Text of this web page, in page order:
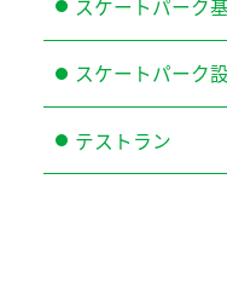
スケートパーク
スケートパーク
テストラン